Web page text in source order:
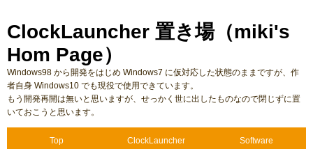
ClockLauncher 置き場（miki's
Hom Page）
Windows98 から開発をはじめ Windows7 に仮対応した状態のままですが、作
者自身 Windows10 でも現役で使用できています。
もう開発再開は無いと思いますが、せっかく世に出したものなので閉じずに置
いておこうと思います。
Top ClockLauncher Software